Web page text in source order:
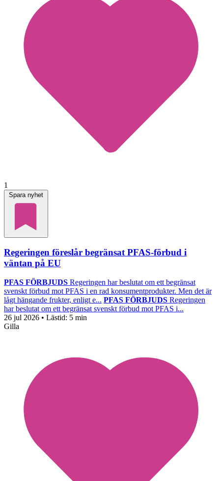
1
Spara nyhet
Regeringen föreslår begränsat PFAS-förbud i
väntan på EU
PFAS FÖRBJUDS Regeringen har beslutat om ett begränsat
svenskt förbud mot PFAS i en rad konsumentprodukter. Men det är
lågt hängande frukter, enligt e... PFAS FÖRBJUDS Regeringen
har beslutat om ett begränsat svenskt förbud mot PFAS i...
26 jul 2026 • Lästid: 5 min
Gilla